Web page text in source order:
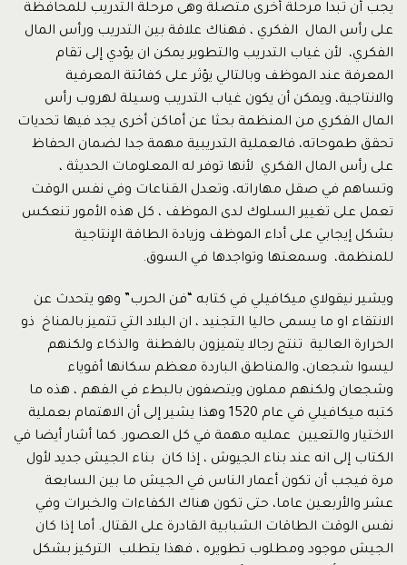
يجب أن تبدا مرحلة أخرى متصلة وهى مرحلة التدريب للمحافظة
على رأس المال الفكري ، فهناك علاقة بين التدريب ورأس المال
الفكري، لأن غياب التدريب والتطوير يمكن ان يؤدي إلى تقام
المعرفة عند الموظف وبالتالي يؤثر على كفائتة المعرفية
والانتاجية، ويمكن أن يكون غياب التدريب وسيلة لهروب رأس
المال الفكري من المنظمة بحثا عن أماكن أخرى يجد فيها تحديات
تحقق طموحاته، فالعملية التدريبية مهمة جدا لضمان الحفاظ
على رأس المال الفكري لأنها توفر له المعلومات الحديثة ،
وتساهم في صقل مهاراته، وتعدل القناعات وفي نفس الوقت
تعمل على تغيير السلوك لدى الموظف ، كل هذه الأمور تنعكس
بشكل إيجابي على أداء الموظف وزيادة الطاقة الإنتاجية
للمنظمة، وسمعتها وتواجدها في السوق.
ويشير نيقولاي ميكافيلي في كتابه “فن الحرب” وهو يتحدث عن
الانتقاء او ما يسمى حاليا التجنيد ، ان البلاد التي تتميز بالمناخ ذو
الحرارة العالية تنتج رجالا يتميزون بالفطنة والذكاء ولكنهم
ليسوا شجعان، والمناطق الباردة معظم سكانها أقوياء
وشجعان ولكنهم مملون ويتصفون بالبطء في الفهم ، هذه ما
كتبه ميكافيلي في عام 1520 وهذا يشير إلى أن الاهتمام بعملية
الاختيار والتعيين عمليه مهمة في كل العصور. كما أشار أيضا في
الكتاب إلى انه عند بناء الجيوش ، إذا كان بناء الجيش جديد لأول
مرة فيجب أن تكون أعمار الناس في الجيش ما بين السابعة
عشر والأربعين عاما، حتى تكون هناك الكفاءات والخبرات وفي
نفس الوقت الطاقات الشبابية القادرة على القتال. أما إذا كان
الجيش موجود ومطلوب تطويره ، فهذا يتطلب التركيز بشكل